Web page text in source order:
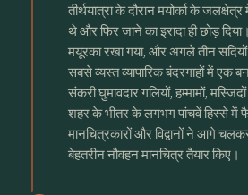
तीर्थयात्रा के दौरान मयोर्का के
थे और फिर जाने का इरादा ही छोड़
मयूरका रखा गया, और अगले तीन
सबसे व्यस्त व्यापारिक बंदरगाहों में एक
संकरी घुमावदार गलियों, हम्मामों,
शहर के भीतर के लगभग पांचवें हिस्से में
मानचित्रकारों और विद्वानों ने आगे
बेहतरीन नौवहन मानचित्र तैयार किए।